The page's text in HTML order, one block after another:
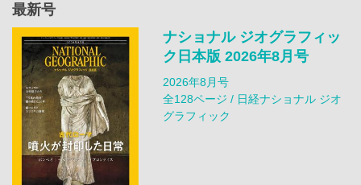
最新号
ナショナル ジオグラフィッ
ク日本版 2026年8月号
2026年8月号
全128ページ / 日経ナショナル ジオ
グラフィック